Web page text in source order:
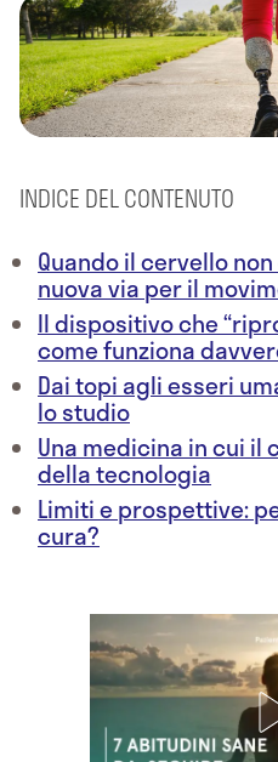
INDICE DEL CONTENUTO
Quando il cervello
nuova via per il
Il dispositivo che
come funziona
Dai topi agli esseri
lo studio
Una medicina in cui
della tecnologia
Limiti e prospettive:
cura?